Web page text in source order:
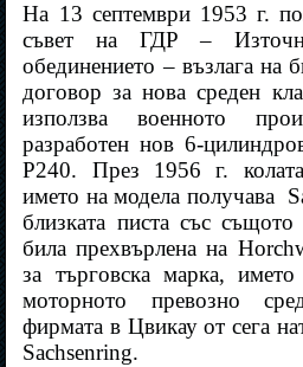
На 13 септември 1953 г.
съвет на ГДР –
обединението – възлага на
договор за нова среден
използва военното
разработен нов 6-
P240. През 1956 г.
името на модела получава
близката писта със
била прехвърлена на
за търговска марка,
моторното превозно
фирмата в Цвикау от сега
Sachsenring.